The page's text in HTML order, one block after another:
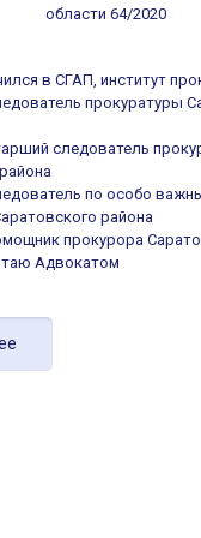
области 64/2020
в СГАП, институт
прокуратуры
следователь
по особо
района
прокурора
Адвокатом